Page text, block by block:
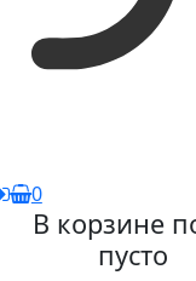
0
В корзине
пусто